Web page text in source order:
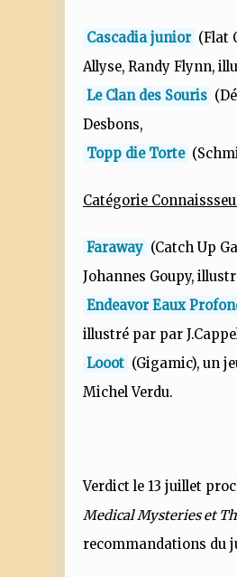
Cascadia junior (Flat
Allyse, Randy Flynn,
Le Clan des Souris
Desbons,
Topp die Torte
Catégorie
Faraway (Catch Up
Johannes Goupy,
Endeavor Eaux
illustré par par
Looot (Gigamic), un
Michel Verdu.
Verdict le 13 juillet
Medical Mysteries et
recommandations du